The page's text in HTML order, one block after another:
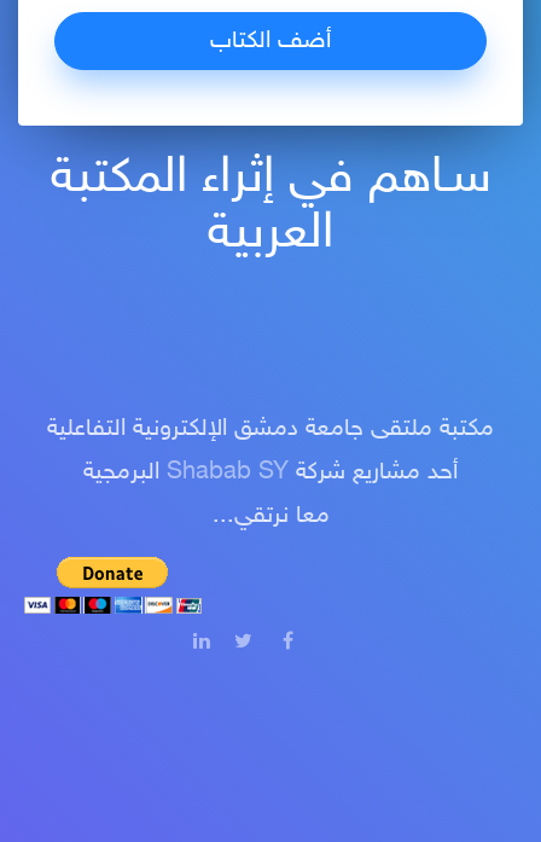
سـاهم في إثراء المكتبة
العربية
مكتبة ملتقى جامعة دمشق الإلكترونية التفاعلية
أحد مشاريع شركة Shabab SY البرمجية
معا نرتقي...